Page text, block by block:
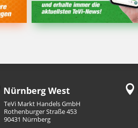
Nürnberg West
TeVi Markt Handels GmbH
Rothenburger Straße 453
90431 Nürnberg
